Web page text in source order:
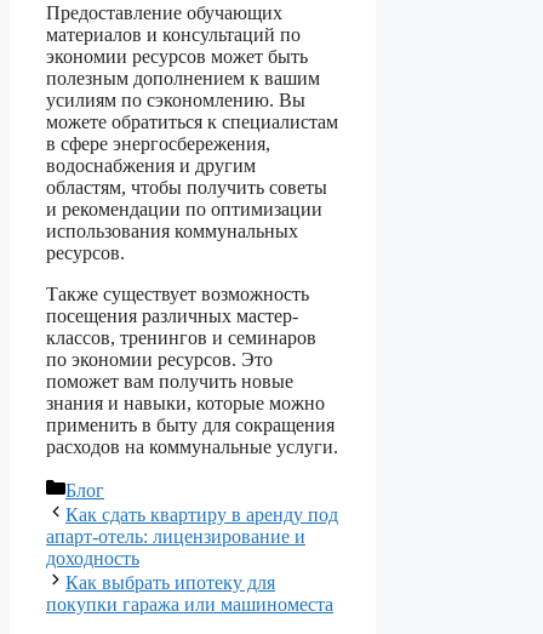
Предоставление обучающих
материалов и консультаций по
экономии ресурсов может быть
полезным дополнением к вашим
усилиям по сэкономлению. Вы
можете обратиться к специалистам
в сфере энергосбережения,
водоснабжения и другим
областям, чтобы получить советы
и рекомендации по оптимизации
использования коммунальных
ресурсов.
Также существует возможность
посещения различных мастер-
классов, тренингов и семинаров
по экономии ресурсов. Это
поможет вам получить новые
знания и навыки, которые можно
применить в быту для сокращения
расходов на коммунальные услуги.
Рубрики
Блог
Как сдать квартиру в аренду под
апарт-отель: лицензирование и
доходность
Как выбрать ипотеку для
покупки гаража или машиноместа